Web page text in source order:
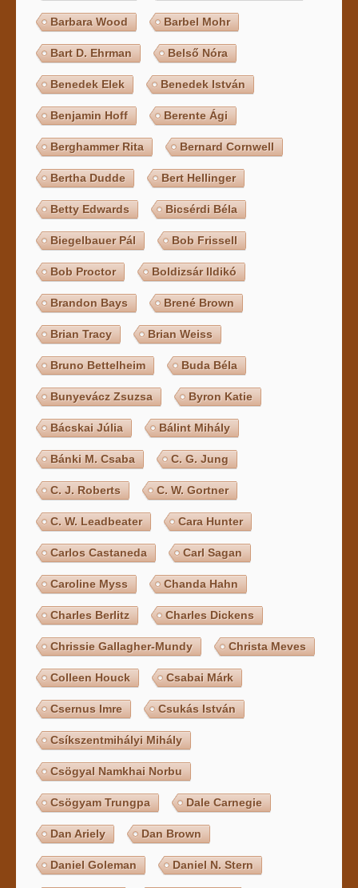
Barbara Wood Barbel Mohr
Bart D. Ehrman Belső Nóra
Benedek Elek Benedek István
Benjamin Hoff Berente Ági
Berghammer Rita Bernard Cornwell
Bertha Dudde Bert Hellinger
Betty Edwards Bicsérdi Béla
Biegelbauer Pál Bob Frissell
Bob Proctor Boldizsár Ildikó
Brandon Bays Brené Brown
Brian Tracy Brian Weiss
Bruno Bettelheim Buda Béla
Bunyevácz Zsuzsa Byron Katie
Bácskai Júlia Bálint Mihály
Bánki M. Csaba C. G. Jung
C. J. Roberts C. W. Gortner
C. W. Leadbeater Cara Hunter
Carlos Castaneda Carl Sagan
Caroline Myss Chanda Hahn
Charles Berlitz Charles Dickens
Chrissie Gallagher-Mundy Christa Meves
Colleen Houck Csabai Márk
Csernus Imre Csukás István
Csíkszentmihályi Mihály
Csögyal Namkhai Norbu
Csögyam Trungpa Dale Carnegie
Dan Ariely Dan Brown
Daniel Goleman Daniel N. Stern